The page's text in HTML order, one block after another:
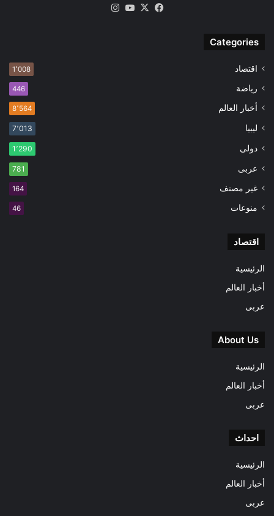
فيسبوك
‫X
‫YouTube
Categories
اقتصاد 1٬008
رياضة 446
أخبار العالم 8٬564
ليبيا 7٬013
دولى 1٬290
عربى 781
غير مصنف 164
منوعات 46
اقتصاد
الرئيسية
أخبار العالم
عربى
About Us
الرئيسية
أخبار العالم
عربى
احداث
الرئيسية
أخبار العالم
عربى